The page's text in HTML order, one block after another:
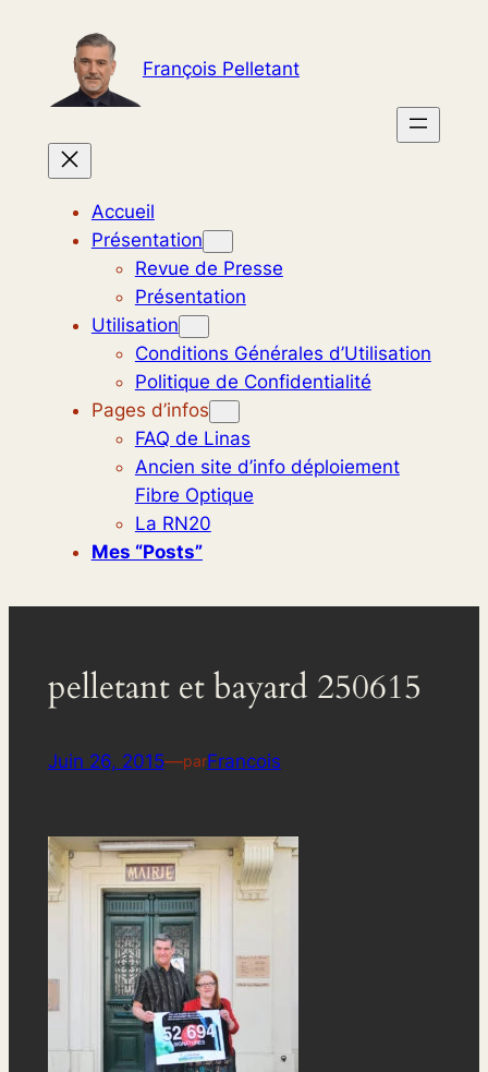
contenu
François Pelletant
Accueil
Présentation
Revue de Presse
Présentation
Utilisation
Conditions Générales d’Utilisation
Politique de Confidentialité
Pages d’infos
FAQ de Linas
Ancien site d’info déploiement
Fibre Optique
La RN20
Mes “posts”
pelletant et bayard 250615
Juin 26, 2015—parFrancois